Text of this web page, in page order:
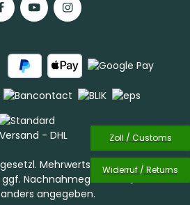
Mehrwertsteuer zzgl.
Nachnahmegebühren, wenn
angegeben.
Zoll / Customs
Widerruf / Returns